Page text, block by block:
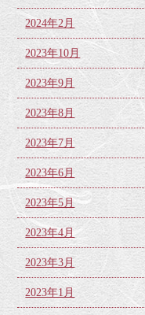
2024年2月
2023年10月
2023年9月
2023年8月
2023年7月
2023年6月
2023年5月
2023年4月
2023年3月
2023年1月